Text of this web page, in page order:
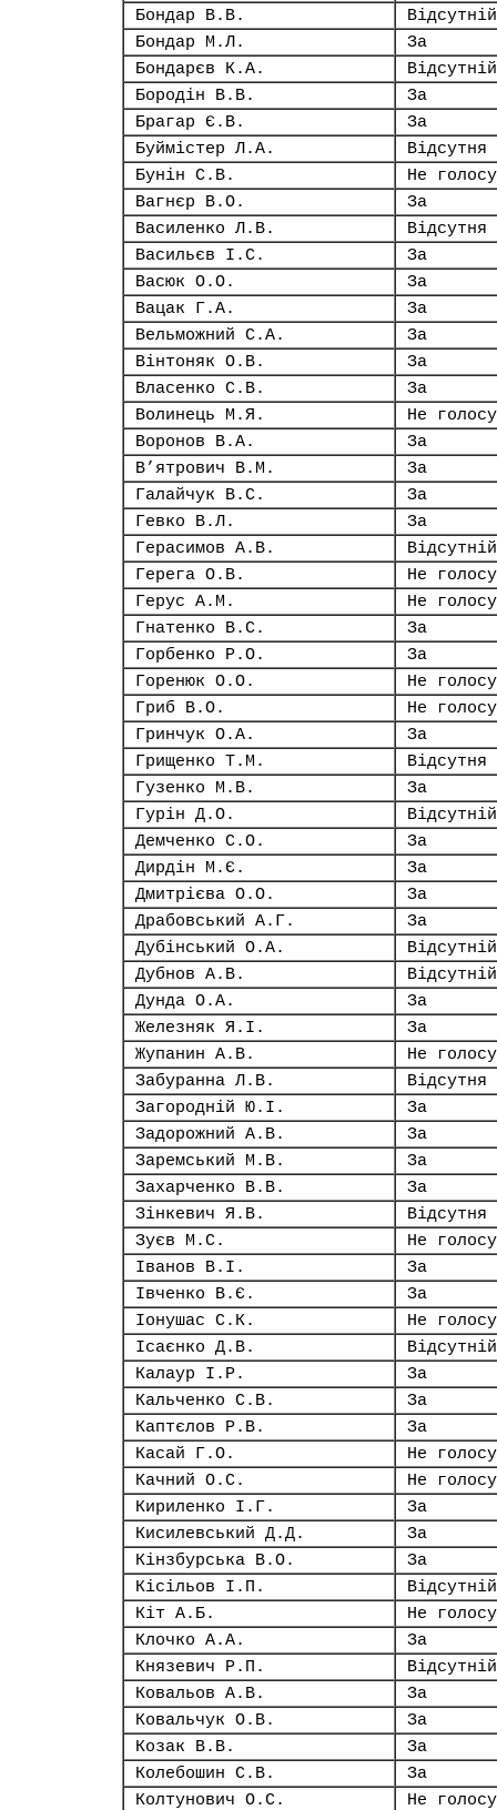
Бондар В.В.
Відсутній
Бондар М.Л.
За
Бондарєв К.А.
Відсутній
Бородін В.В.
За
Брагар Є.В.
За
Буймістер Л.А.
Відсутня
Бунін С.В.
Не
Вагнєр В.О.
За
Василенко Л.В.
Відсутня
Васильєв І.С.
За
Васюк О.О.
За
Вацак Г.А.
За
Вельможний С.А.
За
Вінтоняк О.В.
За
Власенко С.В.
За
Волинець М.Я.
Не
Воронов В.А.
За
В’ятрович В.М.
За
Галайчук В.С.
За
Гевко В.Л.
За
Герасимов А.В.
Відсутній
Герега О.В.
Не
Герус А.М.
Не
Гнатенко В.С.
За
Горбенко Р.О.
За
Горенюк О.О.
Не
Гриб В.О.
Не
Гринчук О.А.
За
Грищенко Т.М.
Відсутня
Гузенко М.В.
За
Гурін Д.О.
Відсутній
Демченко С.О.
За
Дирдін М.Є.
За
Дмитрієва О.О.
За
Драбовський А.Г.
За
Дубінський О.А.
Відсутній
Дубнов А.В.
Відсутній
Дунда О.А.
За
Железняк Я.І.
За
Жупанин А.В.
Не
Забуранна Л.В.
Відсутня
Загородній Ю.І.
За
Задорожний А.В.
За
Заремський М.В.
За
Захарченко В.В.
За
Зінкевич Я.В.
Відсутня
Зуєв М.С.
Не
Іванов В.І.
За
Івченко В.Є.
За
Іонушас С.К.
Не
Ісаєнко Д.В.
Відсутній
Калаур І.Р.
За
Кальченко С.В.
За
Каптєлов Р.В.
За
Касай Г.О.
Не
Качний О.С.
Не
Кириленко І.Г.
За
Кисилевський Д.Д.
За
Кінзбурська В.О.
За
Кісільов І.П.
Відсутній
Кіт А.Б.
Не
Клочко А.А.
За
Князевич Р.П.
Відсутній
Ковальов А.В.
За
Ковальчук О.В.
За
Козак В.В.
За
Колебошин С.В.
За
Колтунович О.С.
Не